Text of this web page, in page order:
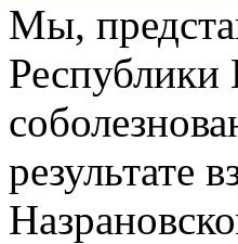
Мы,
результате